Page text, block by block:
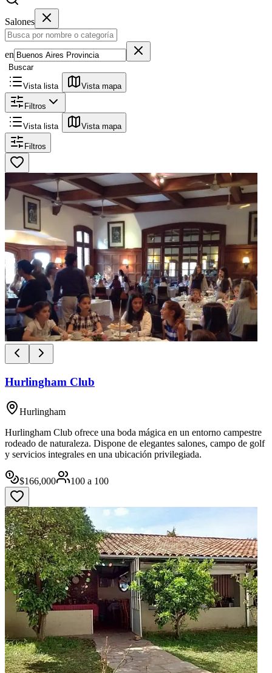
Salones
en
Buscar
Vista lista Vista mapa
Filtros
Vista lista Vista mapa
Filtros
Hurlingham Club
Hurlingham
Hurlingham Club ofrece una boda mágica en un entorno campestre
rodeado de naturaleza. Dispone de elegantes salones, campo de golf
y servicios integrales en una ubicación privilegiada.
$166,000 100 a 100